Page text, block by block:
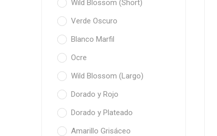
Wild Blossom (Short)
Verde Oscuro
Blanco Marfil
Ocre
Wild Blossom (Largo)
Dorado y Rojo
Dorado y Plateado
Amarillo Grisáceo